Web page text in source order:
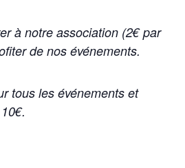
à notre association (2€ par
de nos événements.
tous les événements et